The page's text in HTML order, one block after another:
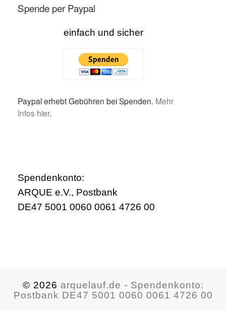
Spende per Paypal
einfach und sicher
Paypal erhebt Gebühren bei Spenden. Mehr
Infos hier.
Spendenkonto:
ARQUE e.V., Postbank
DE47 5001 0060 0061 4726 00
© 2026 arquelauf.de - Spendenkonto:
Postbank DE47 5001 0060 0061 4726 00